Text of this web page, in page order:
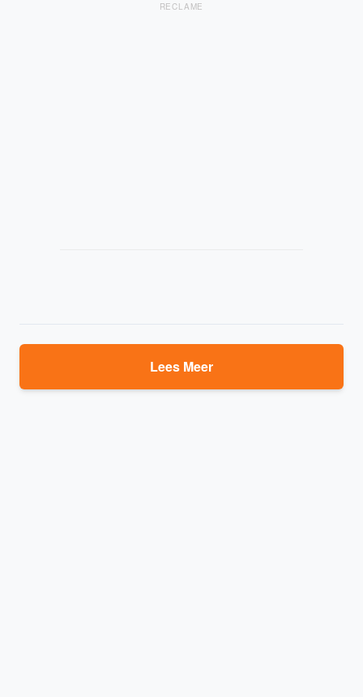
RECLAME
Lees Meer